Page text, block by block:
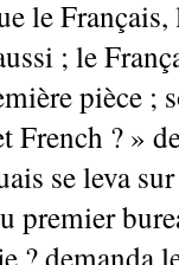
le
; le
pièce ;
? »
se leva
premier
? demanda